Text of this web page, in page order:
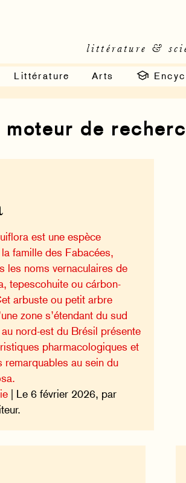
littérature &
Littérature Arts
de
est une espèce
famille des Fabacées,
les noms vernaculaires de
tepescohuite ou cárbon-
arbuste ou petit arbre
zone s’étendant du sud
nord-est du Brésil présente
pharmacologiques et
remarquables au sein du
| Le 6 février 2026, par